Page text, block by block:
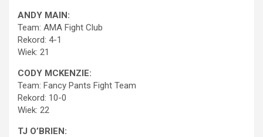
ANDY MAIN:
Team: AMA Fight Club
Rekord: 4-1
Wiek: 21
CODY MCKENZIE:
Team: Fancy Pants Fight Team
Rekord: 10-0
Wiek: 22
TJ O’BRIEN: